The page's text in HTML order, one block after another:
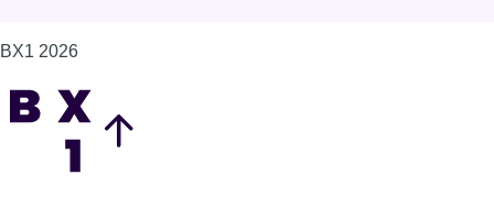
BX1 2026